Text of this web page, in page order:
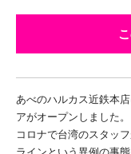
あべのハルカス近鉄本
アがオープンしました。
コロナで台湾のスタッ